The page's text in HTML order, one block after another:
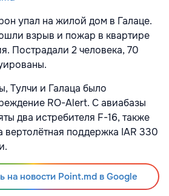
упал на жилой дом в Галаце.
взрыв и пожар в квартире
Пострадали 2 человека, 70
Тулчи и Галаца было
RO-Alert. С авиабазы
два истребителя F-16, также
вертолётная поддержка IAR 330
на новости Point.md в Google